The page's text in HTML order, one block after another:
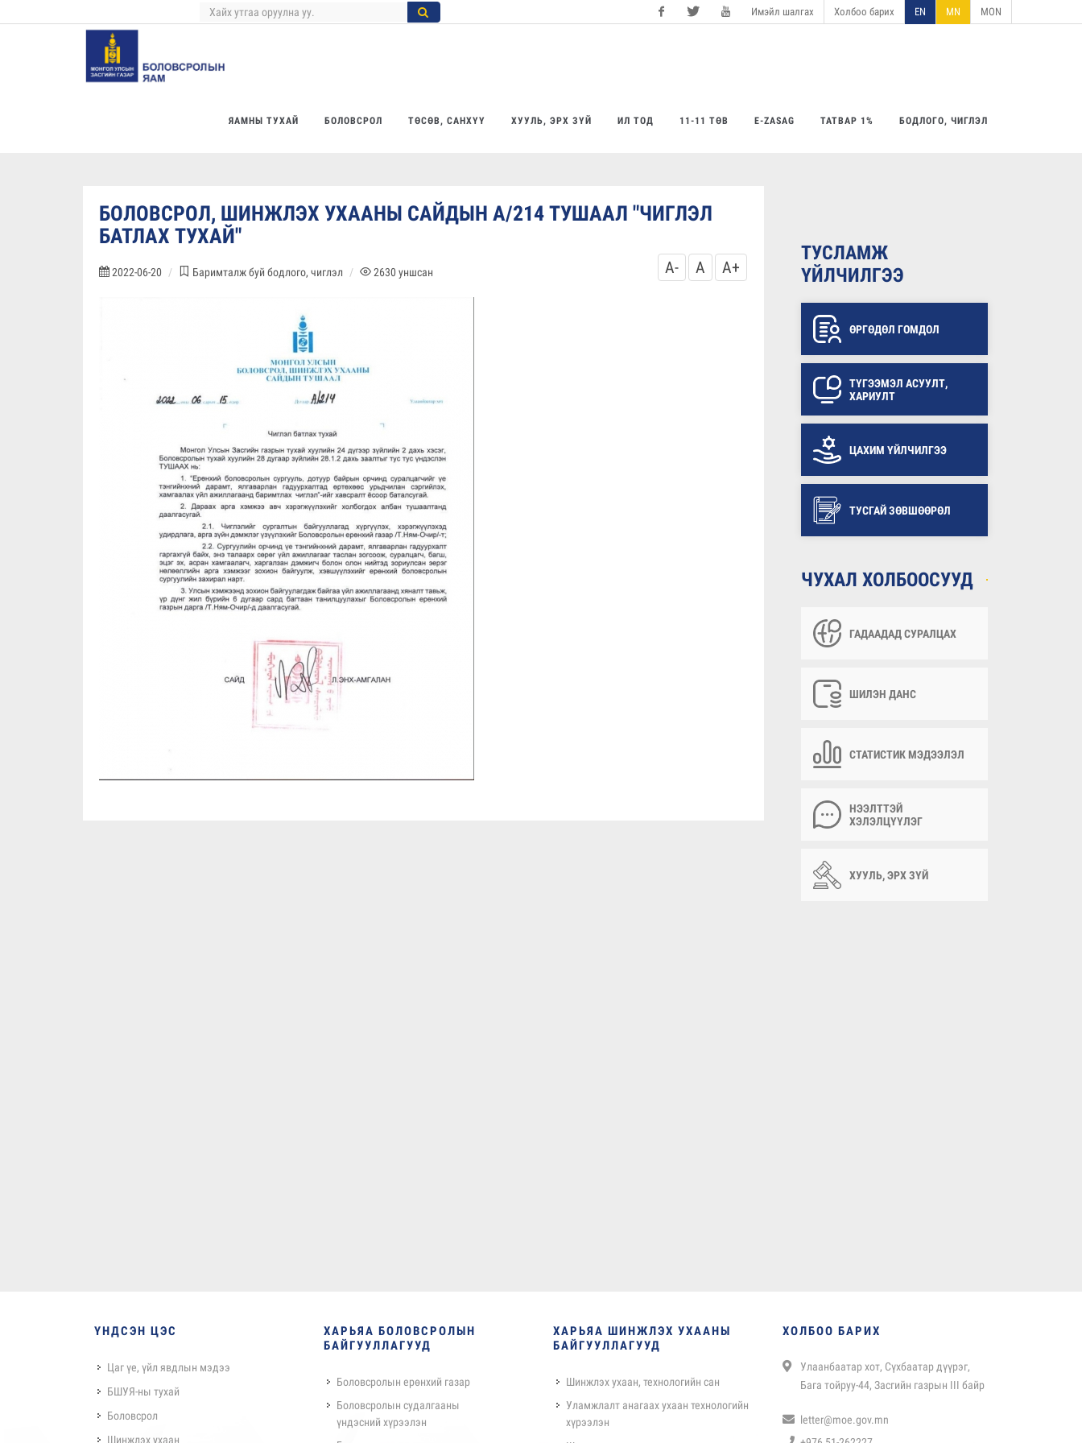
Имэйл шалгах Холбоо барих EN MN
MON
ЯАМНЫ ТУХАЙ БОЛОВСРОЛ ТӨСӨВ, САНХҮҮ ХУУЛЬ, ЭРХ ЗҮЙ ИЛ ТОД 11-11 ТӨВ E-ZASAG ТАТВАР 1% БОДЛОГО, ЧИГЛЭЛ
БОЛОВСРОЛ, ШИНЖЛЭХ УХААНЫ САЙДЫН А/214 ТУШААЛ "ЧИГЛЭЛ
БАТЛАХ ТУХАЙ"
2022-06-20 Баримталж буй бодлого, чиглэл 2630 уншсан A- A A+
ТУСЛАМЖ
ҮЙЛЧИЛГЭЭ
ӨРГӨДӨЛ ГОМДОЛ
ТҮГЭЭМЭЛ АСУУЛТ,
ХАРИУЛТ
ЦАХИМ ҮЙЛЧИЛГЭЭ
ТУСГАЙ ЗӨВШӨӨРӨЛ
ЧУХАЛ ХОЛБООСУУД
ГАДААДАД СУРАЛЦАХ
ШИЛЭН ДАНС
СТАТИСТИК МЭДЭЭЛЭЛ
НЭЭЛТТЭЙ
ХЭЛЭЛЦҮҮЛЭГ
ХУУЛЬ, ЭРХ ЗҮЙ
ҮНДСЭН ЦЭС
Цаг үе, үйл явдлын мэдээ
БШУЯ-ны тухай
Боловсрол
Шинжлэх ухаан
ХАРЬЯА БОЛОВСРОЛЫН
БАЙГУУЛЛАГУУД
Боловсролын ерөнхий газар
Боловсролын судалгааны
үндэсний хүрээлэн
ХАРЬЯА ШИНЖЛЭХ УХААНЫ
БАЙГУУЛЛАГУУД
Шинжлэх ухаан, технологийн сан
Уламжлалт анагаах ухаан технологийн
хүрээлэн
ХОЛБОО БАРИХ
Улаанбаатар хот, Сүхбаатар дүүрэг,
Бага тойруу-44, Засгийн газрын III байр
letter@moe.gov.mn